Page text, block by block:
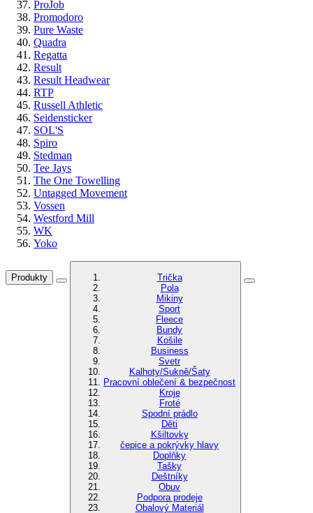
ProJob
Promodoro
Pure Waste
Quadra
Regatta
Result
Result Headwear
RTP
Russell Athletic
Seidensticker
SOL'S
Spiro
Stedman
Tee Jays
The One Towelling
Untagged Movement
Vossen
Westford Mill
WK
Yoko
Produkty
Trička
Pola
Mikiny
Sport
Fleece
Bundy
Košile
Business
Svetr
Kalhoty/Sukně/Šaty
Pracovní oblečení & bezpečnost
Kroje
Froté
Spodní prádlo
Děti
Kšiltovky
čepice a pokrývky hlavy
Doplňky
Tašky
Deštníky
Obuv
Podpora prodeje
Obalový Materiál